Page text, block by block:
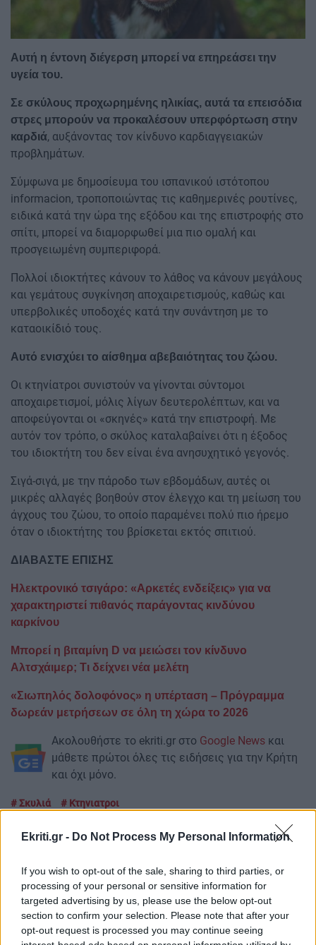
Ekriti.gr - Do Not Process My Personal Information
If you wish to opt-out of the sale, sharing to third parties, or
processing of your personal or sensitive information for
targeted advertising by us, please use the below opt-out
section to confirm your selection. Please note that after your
opt-out request is processed you may continue seeing
Αυτή η έντονη διέγερση μπορεί να επηρεάσει την
υγεία του.
Σε σκύλους προχωρημένης ηλικίας, αυτά τα επεισόδια
στρες μπορούν να προκαλέσουν υπερφόρτωση στην
καρδιά, αυξάνοντας τον κίνδυνο καρδιαγγειακών
προβλημάτων.
Σύμφωνα με δημοσίευμα του ισπανικού ιστότοπου
informacion, τροποποιώντας τις καθημερινές ρουτίνες,
ειδικά κατά την ώρα της εξόδου και της επιστροφής στο
σπίτι, μπορεί να διαμορφωθεί μια πιο ομαλή και
προσγειωμένη συμπεριφορά.
Πολλοί ιδιοκτήτες κάνουν το λάθος να κάνουν μεγάλους
και γεμάτους συγκίνηση αποχαιρετισμούς, καθώς και
υπερβολικές υποδοχές κατά την συνάντηση με το
καταοικίδιό τους.
Αυτό ενισχύει το αίσθημα αβεβαιότητας του ζώου.
Οι κτηνίατροι συνιστούν να γίνονται σύντομοι
αποχαιρετισμοί, μόλις λίγων δευτερολέπτων, και να
αποφεύγονται οι «σκηνές» κατά την επιστροφή. Με
αυτόν τον τρόπο, ο σκύλος καταλαβαίνει ότι η έξοδος
του ιδιοκτήτη του δεν είναι ένα ανησυχητικό γεγονός.
Σιγά-σιγά, με την πάροδο των εβδομάδων, αυτές οι
μικρές αλλαγές βοηθούν στον έλεγχο και τη μείωση του
άγχους του ζώου, το οποίο παραμένει πολύ πιο ήρεμο
όταν ο ιδιοκτήτης του βρίσκεται εκτός σπιτιού.
ΔΙΑΒΑΣΤΕ ΕΠΙΣΗΣ
Ηλεκτρονικό τσιγάρο: «Αρκετές ενδείξεις» για να
χαρακτηριστεί πιθανός παράγοντας κινδύνου
καρκίνου
Μπορεί η βιταμίνη D να μειώσει τον κίνδυνο
Αλτσχάιμερ; Τι δείχνει νέα μελέτη
«Σιωπηλός δολοφόνος» η υπέρταση – Πρόγραμμα
δωρεάν μετρήσεων σε όλη τη χώρα το 2026
Ακολουθήστε το ekriti.gr στο Google News και
μάθετε πρώτοι όλες τις ειδήσεις για την Κρήτη
και όχι μόνο.
Σκυλιά Κτηνιατροι
ΡΟΗ ΕΙΔΗΣΕΩΝ
22:16
ΑΘΛΗΤΙΚΑ